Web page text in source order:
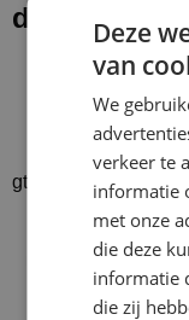
de werkplek
gtrspvjgtroijvghtrs
Company
4.9
Deze
van
We
verkeer te
informatie
met onze
die deze
informatie
die zij